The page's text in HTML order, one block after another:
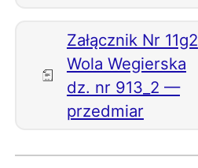
Załącznik Nr 11g2
Wola Wegierska
dz. nr 913_2 —
przedmiar